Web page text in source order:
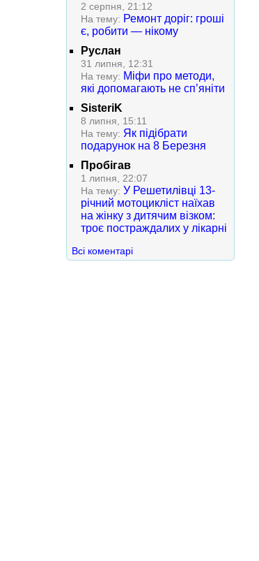
2 серпня, 21:12
На тему: Ремонт доріг: гроші
є, робити — нікому
Руслан
31 липня, 12:31
На тему: Міфи про методи,
які допомагають не сп’яніти
SisteriK
8 липня, 15:11
На тему: Як підібрати
подарунок на 8 Березня
Пробігав
1 липня, 22:07
На тему: У Решетилівці 13-
річний мотоцикліст наїхав
на жінку з дитячим візком:
троє постраждалих у лікарні
Всі коментарі